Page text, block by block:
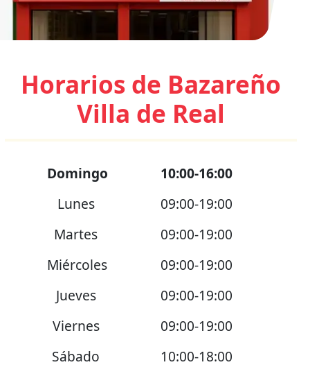
Horarios de Bazareño
Villa de Real
Domingo
10:00-16:00
Lunes
09:00-19:00
Martes
09:00-19:00
Miércoles
09:00-19:00
Jueves
09:00-19:00
Viernes
09:00-19:00
Sábado
10:00-18:00